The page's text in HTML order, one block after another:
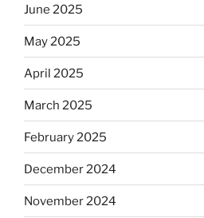
June 2025
May 2025
April 2025
March 2025
February 2025
December 2024
November 2024